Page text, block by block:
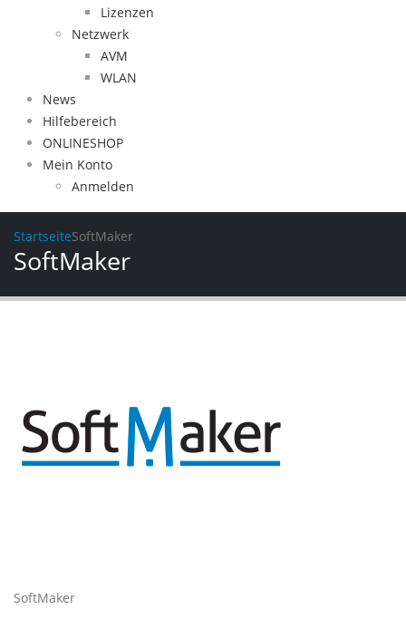
Lizenzen
Netzwerk
AVM
WLAN
News
Hilfebereich
ONLINESHOP
Mein Konto
Anmelden
StartseiteSoftMaker
SoftMaker
SoftMaker